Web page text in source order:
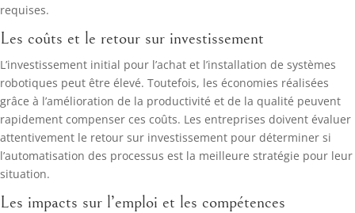
requises.
Les coûts et le retour sur investissement
L’investissement initial pour l’achat et l’installation de systèmes
robotiques peut être élevé. Toutefois, les économies réalisées
grâce à l’amélioration de la productivité et de la qualité peuvent
rapidement compenser ces coûts. Les entreprises doivent évaluer
attentivement le retour sur investissement pour déterminer si
l’automatisation des processus est la meilleure stratégie pour leur
situation.
Les impacts sur l’emploi et les compétences